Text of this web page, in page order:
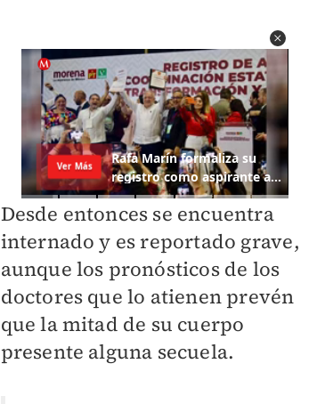
Desde entonces se encuentra
internado y es reportado grave,
aunque los pronósticos de los
doctores que lo atienen prevén
que la mitad de su cuerpo
presente alguna secuela.